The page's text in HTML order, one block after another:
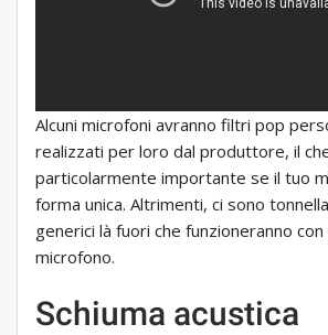
Alcuni microfoni avranno filtri pop
realizzati per loro dal produttore, il
particolarmente importante se il tuo
forma unica. Altrimenti, ci sono
generici là fuori che funzioneranno con
microfono.
Schiuma acustica